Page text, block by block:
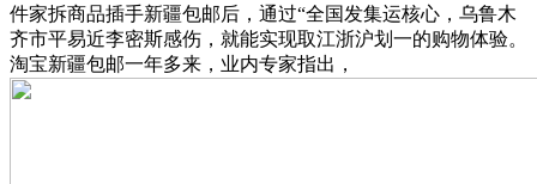
件家拆商品插手新疆包邮后，通过“全国发集运核心，乌鲁木
齐市平易近李密斯感伤，就能实现取江浙沪划一的购物体验。
淘宝新疆包邮一年多来，业内专家指出，